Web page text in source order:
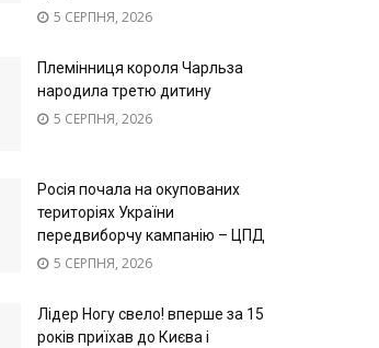
5 СЕРПНЯ, 2026
Племінниця короля Чарльза
народила третю дитину
5 СЕРПНЯ, 2026
Росія почала на окупованих
територіях України
передвиборчу кампанію – ЦПД
5 СЕРПНЯ, 2026
Лідер Ногу свело! вперше за 15
років приїхав до Києва і